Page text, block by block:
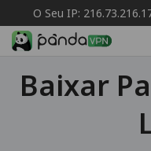
O Seu IP:
Baixar